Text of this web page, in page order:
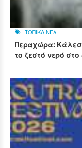
ΤΟΠΙΚΑ ΝΕΑ
Περαχώρα:
το ζεστό νερό